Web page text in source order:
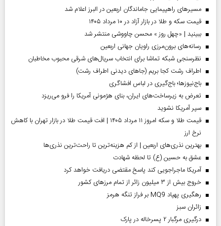
مسیر‌های راهپیمایی جاماندگان اربعین در البرز اعلام شد
قیمت سکه و طلا در بازار آزاد در ۱۰ مرداد ۱۴۰۵
ببینید | «چهل روز » محسن چاووشی منتشر شد
رسانه‌های برون‌مرزی راویان جهانی اربعین
نظرسنجی شبکه تماشا برای انتخاب سریال‌های شرقی محبوب مخاطبان
اطراف رشت کجا بریم (جاهای دیدنی اطراف رشت)
باج‌نیوزها؛ باج‌گیری در لباس افشاگری
تعرض به زیرساخت‌های ایران، بنای هژمونی آمریکا را فرو می‌ریزد
سپر آمریکا نشوید
قیمت طلا و سکه امروز ۱۱ مرداد ۱۴۰۵ | افت قیمت طلا در بازار تهران با کاهش
نرخ ارز
بهترین نذری‌های اربعین | از کم هزینه‌ترین تا راحت‌ترین نذری‌ها
عشق به حسین (ع) تا لحظه شهادت
آمریکا ماجراجویی کند پاسخ مقتضی دریافت خواهد کرد
خروج بیش از ۳ میلیون زائر از تمام مرز‌های کشور
رهگیری پهپاد MQ9 بر فراز تنگه هرمز
‌زائران سبز
درگیری مرگبار ۲ پسرخاله در پارک